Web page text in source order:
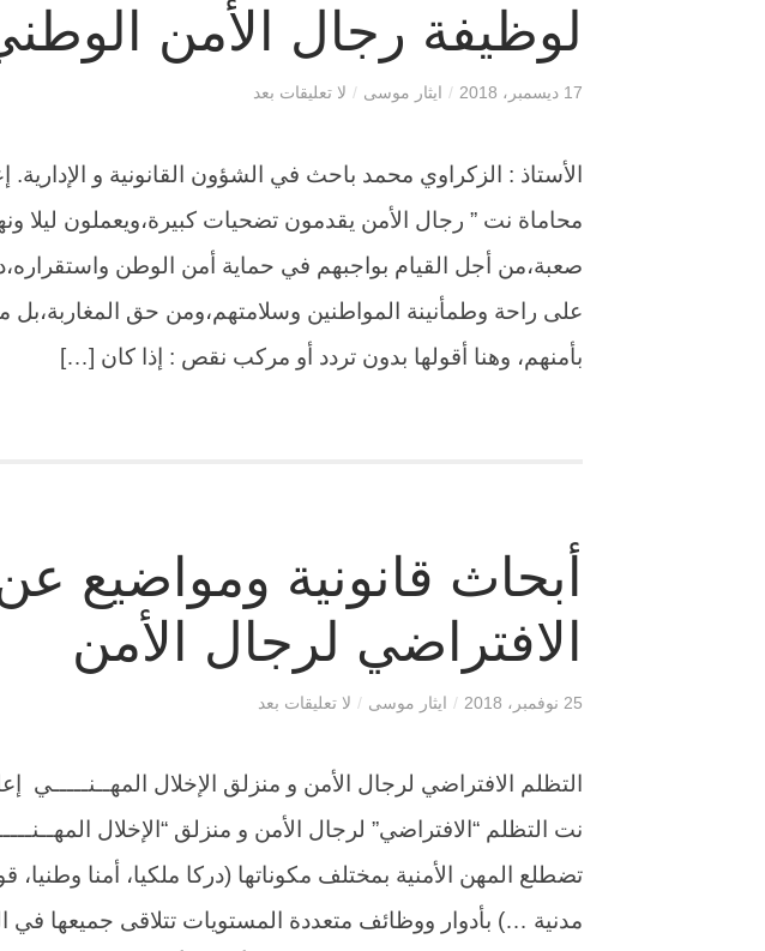
لوظيفة رجال الأمن
17 ديسمبر، 2018 / ايثار موسى / لا تعليقات بعد
الأستاذ : الزكراوي محمد باحث في الشؤون القانونية و
محاماة نت ” رجال الأمن يقدمون تضحيات كبيرة،ويعملون ليلا
صعبة،من أجل القيام بواجبهم في حماية أمن الوطن
على راحة وطمأنينة المواطنين وسلامتهم،ومن حق المغاربة،بل
بأمنهم، وهنا أقولها بدون تردد أو مركب نقص : إذا كان […]
أبحاث قانونية ومواضيع
الافتراضي لرجال الأمن
25 نوفمبر، 2018 / ايثار موسى / لا تعليقات بعد
التظلم الافتراضي لرجال الأمن و منزلق الإخلال المهــنـــــي
نت التظلم “الافتراضي” لرجال الأمن و منزلق “الإخلال
تضطلع المهن الأمنية بمختلف مكوناتها (دركا ملكيا، أمنا
مدنية …) بأدوار ووظائف متعددة المستويات تتلاقى جميعها في